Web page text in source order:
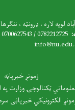
لویه لاره ، ډرونټه ،
i
زمونږ خبرپاڼه
ټکنالوجۍ وزارت په
الکترونیکي خبرپاڼی